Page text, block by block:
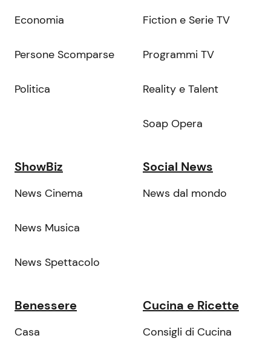
Economia
Persone Scomparse
Politica
Fiction e Serie TV
Programmi TV
Reality e Talent
Soap Opera
ShowBiz
News Cinema
News Musica
News Spettacolo
Social News
News dal mondo
Benessere
Casa
Cucina e Ricette
Consigli di Cucina